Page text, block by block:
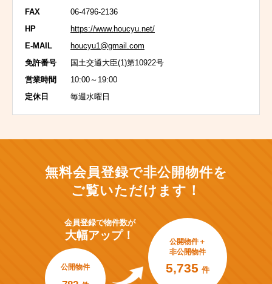
FAX
06-4796-2136
HP
https://www.houcyu.net/
E-MAIL
houcyu1@gmail.com
免許番号
国土交通大臣(1)第10922号
営業時間
10:00～19:00
定休日
毎週水曜日
無料会員登録で非公開物件を
ご覧いただけます！
会員登録で物件数が
大幅アップ！
公開物件
公開物件＋
非公開物件
5,735 件